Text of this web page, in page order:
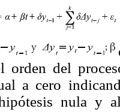
del
a cero
nula y